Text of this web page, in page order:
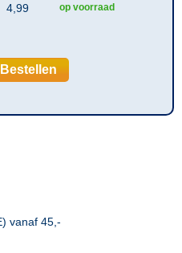
4,99 op voorraad
Bestellen
vanaf 45,-